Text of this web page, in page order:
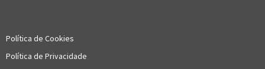
Política de Cookies
Política de Privacidade